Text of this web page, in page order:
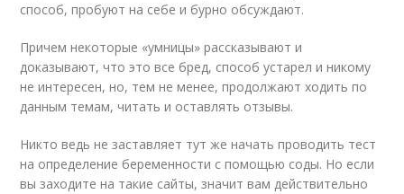
способ, пробуют на себе и бурно обсуждают.
Причем некоторые «умницы» рассказывают и
доказывают, что это все бред, способ устарел и никому
не интересен, но, тем не менее, продолжают ходить по
данным темам, читать и оставлять отзывы.
Никто ведь не заставляет тут же начать проводить тест
на определение беременности с помощью соды. Но если
вы заходите на такие сайты, значит вам действительно